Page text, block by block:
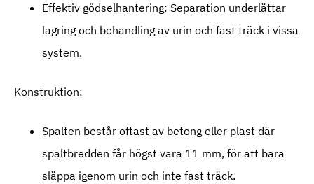
Effektiv gödselhantering: Separation underlättar
lagring och behandling av urin och fast träck i vissa
system.
Konstruktion:
Spalten består oftast av betong eller plast där
spaltbredden får högst vara 11 mm, för att bara
släppa igenom urin och inte fast träck.